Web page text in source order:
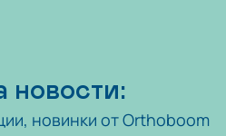
новости:
новинки от Orthoboom